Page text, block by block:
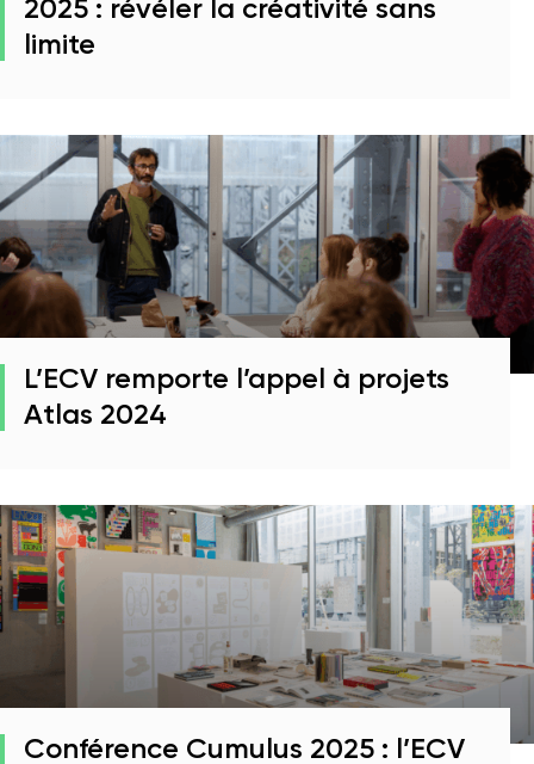
2025 : révéler la créativité sans
limite
L’ECV remporte l’appel à projets
Atlas 2024
Conférence Cumulus 2025 : l’ECV